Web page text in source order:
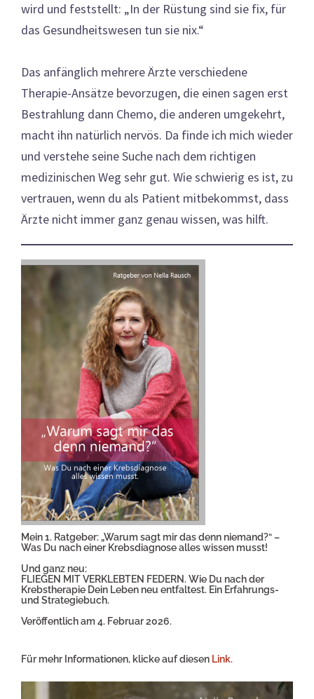
wird und feststellt: „In der Rüstung sind sie fix, für
das Gesundheitswesen tun sie nix.“
Das anfänglich mehrere Ärzte verschiedene
Therapie-Ansätze bevorzugen, die einen sagen erst
Bestrahlung dann Chemo, die anderen umgekehrt,
macht ihn natürlich nervös. Da finde ich mich wieder
und verstehe seine Suche nach dem richtigen
medizinischen Weg sehr gut. Wie schwierig es ist, zu
vertrauen, wenn du als Patient mitbekommst, dass
Ärzte nicht immer ganz genau wissen, was hilft.
Mein 1. Ratgeber: „Warum sagt mir das denn niemand?“ –
Was Du nach einer Krebsdiagnose alles wissen musst!
Und ganz neu:
FLIEGEN MIT VERKLEBTEN FEDERN. Wie Du nach der
Krebstherapie Dein Leben neu entfaltest. Ein Erfahrungs-
und Strategiebuch.
Veröffentlich am 4. Februar 2026.
Für mehr Informationen, klicke auf diesen Link.